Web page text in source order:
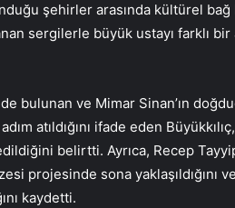
şehirler arasında kültürel bağ
sergilerle büyük ustayı farklı bir
bulunan ve Mimar Sinan’ın
atıldığını ifade eden
edildiğini belirtti. Ayrıca, Recep
projesinde sona yaklaşıldığını
kaydetti.